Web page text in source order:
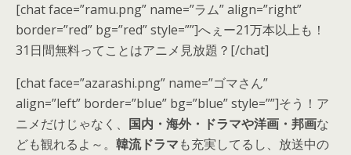
[chat face=”ramu.png” name=”ラム” align=”right”
border=”red” bg=”red” style=””]へぇー21万本以上も！
31日間無料ってことはアニメ見放題？[/chat]
[chat face=”azarashi.png” name=”ゴマさん”
align=”left” border=”blue” bg=”blue” style=””]そう！ア
ニメだけじゃなく、 国内・海外・ドラマや洋画・邦画な
ども観れるよ～。 韓流ドラマも充実してるし、 放送中の